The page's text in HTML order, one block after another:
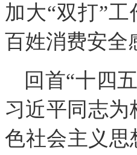
加大“双打”
百姓消费安全
回首“十四
习近平同志
色社会主义思